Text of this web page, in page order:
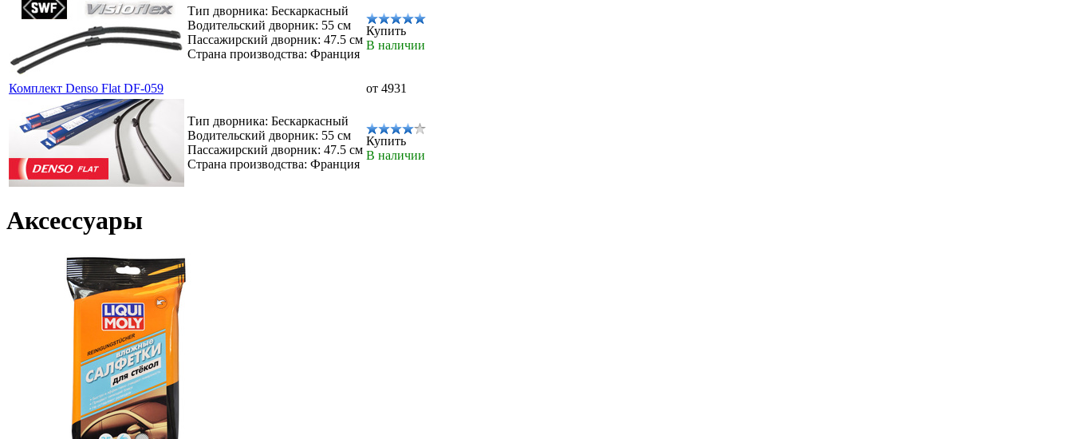
Тип дворника: Бескаркасный
Водительский дворник: 55 см
Пассажирский дворник: 47.5 см
Страна производства: Франция
Купить
В наличии
Комплект Denso Flat DF-059 от 4931
Тип дворника: Бескаркасный
Водительский дворник: 55 см
Пассажирский дворник: 47.5 см
Страна производства: Франция
Купить
В наличии
Аксессуары